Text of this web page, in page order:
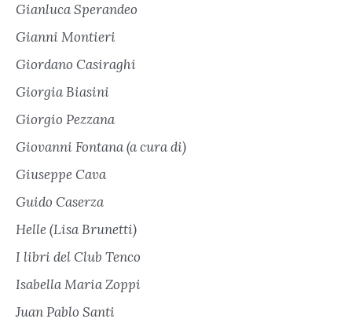
Gianluca Sperandeo
Gianni Montieri
Giordano Casiraghi
Giorgia Biasini
Giorgio Pezzana
Giovanni Fontana (a cura di)
Giuseppe Cava
Guido Caserza
Helle (Lisa Brunetti)
I libri del Club Tenco
Isabella Maria Zoppi
Juan Pablo Santi